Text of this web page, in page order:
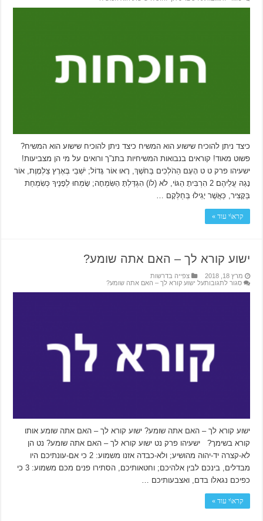
כיצד ניתן להוכיח שישוע הוא המשיח כיצד ניתן להוכיח שישוע הוא המשיח?
פשוט מאוד! קוראים בנבואות המשיחיות בתנ”ך ורואים על מי הן מצביעות!
ישעיהו פרק ט ט הָעָם הַהֹלְכִים בַּחֹשֶׁךְ, רָאוּ אוֹר גָּדוֹל; יֹשְׁבֵי בְּאֶרֶץ צַלְמָוֶת, אוֹר
נָגַהּ עֲלֵיהֶם׃ 2 הִרְבִּיתָ הַגּוֹי, לֹא (לוֹ) הִגְדַּלְתָּ הַשִּׂמְחָה; שָׂמְחוּ לְפָנֶיךָ כְּשִׂמְחַת
בַּקָּצִיר, כַּאֲשֶׁר יָגִילוּ בְּחַלְּקָם …
קרא\י עוד »
ישוע קורא לך – האם אתה שומע?
מרץ 18, 2018
צפייה בדרשות
סגור לתגובותעל ישוע קורא לך – האם אתה שומע?
ישוע קורא לך – האם אתה שומע? ישוע קורא לך – האם אתה שומע אותו
קורא בשימך? ישעיהו פרק נט ישוע קורא לך – האם אתה שומע? נט הן
לא-קצרה יד-יהוה מהושיע; ולא-כבדה אזנו משמוע: 2 כי אם-עונתיכם היו
מבדלים, בינכם לבין אלהיכם; וחטאותיכם, הסתירו פנים מכם משמוע: 3 כי
כפיכם נגאלו בדם, ואצבעותיכם …
קרא\י עוד »